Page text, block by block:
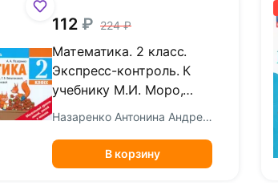
112 224
Математика. 2 класс.
Экспресс-контроль. К
учебнику М.И. Моро,
М.А. Бантовой и др.
ФГОС
Назаренко Антонина Андреевна
В корзину